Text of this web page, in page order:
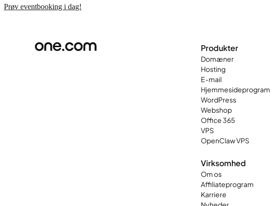
Prøv eventbooking i dag!
Produkter
Domæner
Hosting
E-mail
Hjemmesideprogram
WordPress
Webshop
Office 365
VPS
OpenClaw VPS
Virksomhed
Om os
Affiliateprogram
Karriere